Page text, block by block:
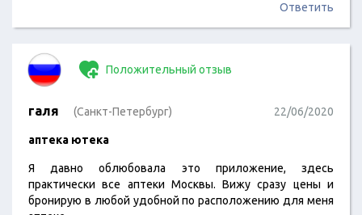
Ответить
Положительный отзыв
галя (Санкт-Петербург) 22/06/2020
аптека ютека
Я давно облюбовала это приложение, здесь
практически все аптеки Москвы. Вижу сразу цены и
бронирую в любой удобной по расположению для меня